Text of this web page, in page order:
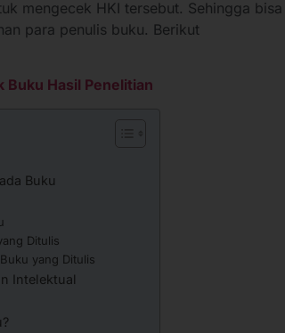
mengecek HKI tersebut. Sehingga bisa
para penulis buku. Berikut
Buku Hasil Penelitian
Buku
Ditulis
yang Ditulis
Intelektual